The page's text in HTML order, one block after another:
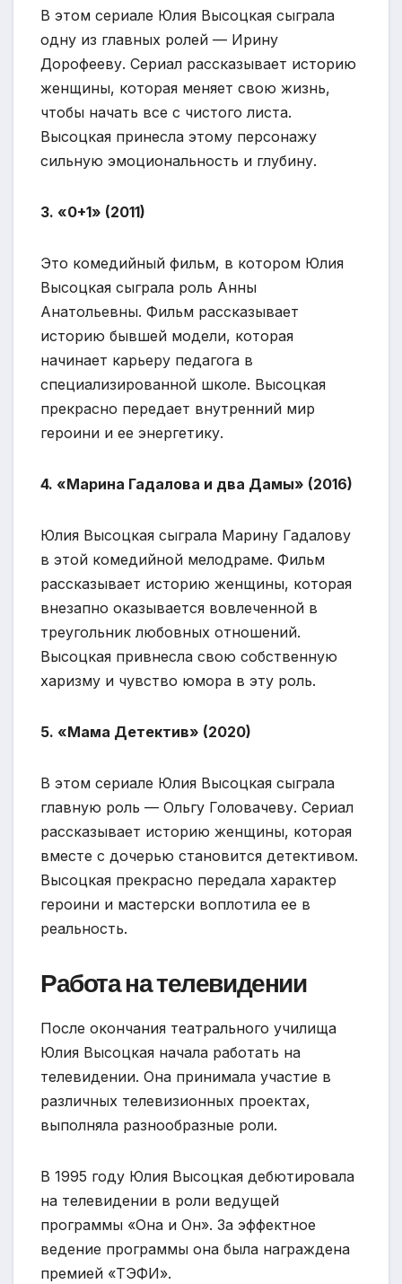
В этом сериале Юлия Высоцкая сыграла
одну из главных ролей — Ирину
Дорофееву. Сериал рассказывает историю
женщины, которая меняет свою жизнь,
чтобы начать все с чистого листа.
Высоцкая принесла этому персонажу
сильную эмоциональность и глубину.
3. «0+1» (2011)
Это комедийный фильм, в котором Юлия
Высоцкая сыграла роль Анны
Анатольевны. Фильм рассказывает
историю бывшей модели, которая
начинает карьеру педагога в
специализированной школе. Высоцкая
прекрасно передает внутренний мир
героини и ее энергетику.
4. «Марина Гадалова и два Дамы» (2016)
Юлия Высоцкая сыграла Марину Гадалову
в этой комедийной мелодраме. Фильм
рассказывает историю женщины, которая
внезапно оказывается вовлеченной в
треугольник любовных отношений.
Высоцкая привнесла свою собственную
харизму и чувство юмора в эту роль.
5. «Мама Детектив» (2020)
В этом сериале Юлия Высоцкая сыграла
главную роль — Ольгу Головачеву. Сериал
рассказывает историю женщины, которая
вместе с дочерью становится детективом.
Высоцкая прекрасно передала характер
героини и мастерски воплотила ее в
реальность.
Работа на телевидении
После окончания театрального училища
Юлия Высоцкая начала работать на
телевидении. Она принимала участие в
различных телевизионных проектах,
выполняла разнообразные роли.
В 1995 году Юлия Высоцкая дебютировала
на телевидении в роли ведущей
программы «Она и Он». За эффектное
ведение программы она была награждена
премией «ТЭФИ».